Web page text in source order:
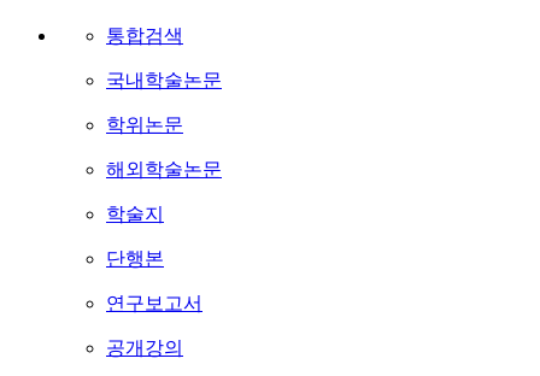
통합검색
국내학술논문
학위논문
해외학술논문
학술지
단행본
연구보고서
공개강의